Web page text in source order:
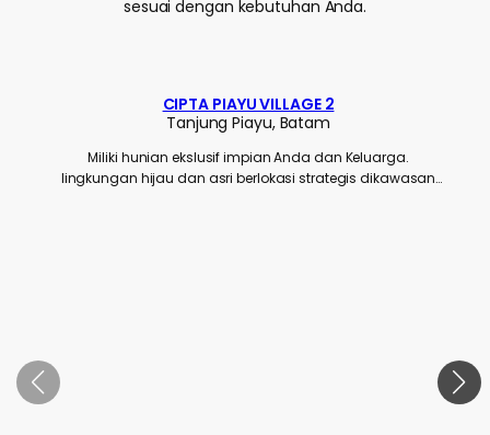
sesuai dengan kebutuhan Anda.
CIPTA PIAYU VILLAGE 2
Tanjung Piayu, Batam
Miliki hunian ekslusif impian Anda dan Keluarga.
lingkungan hijau dan asri berlokasi strategis dikawasan